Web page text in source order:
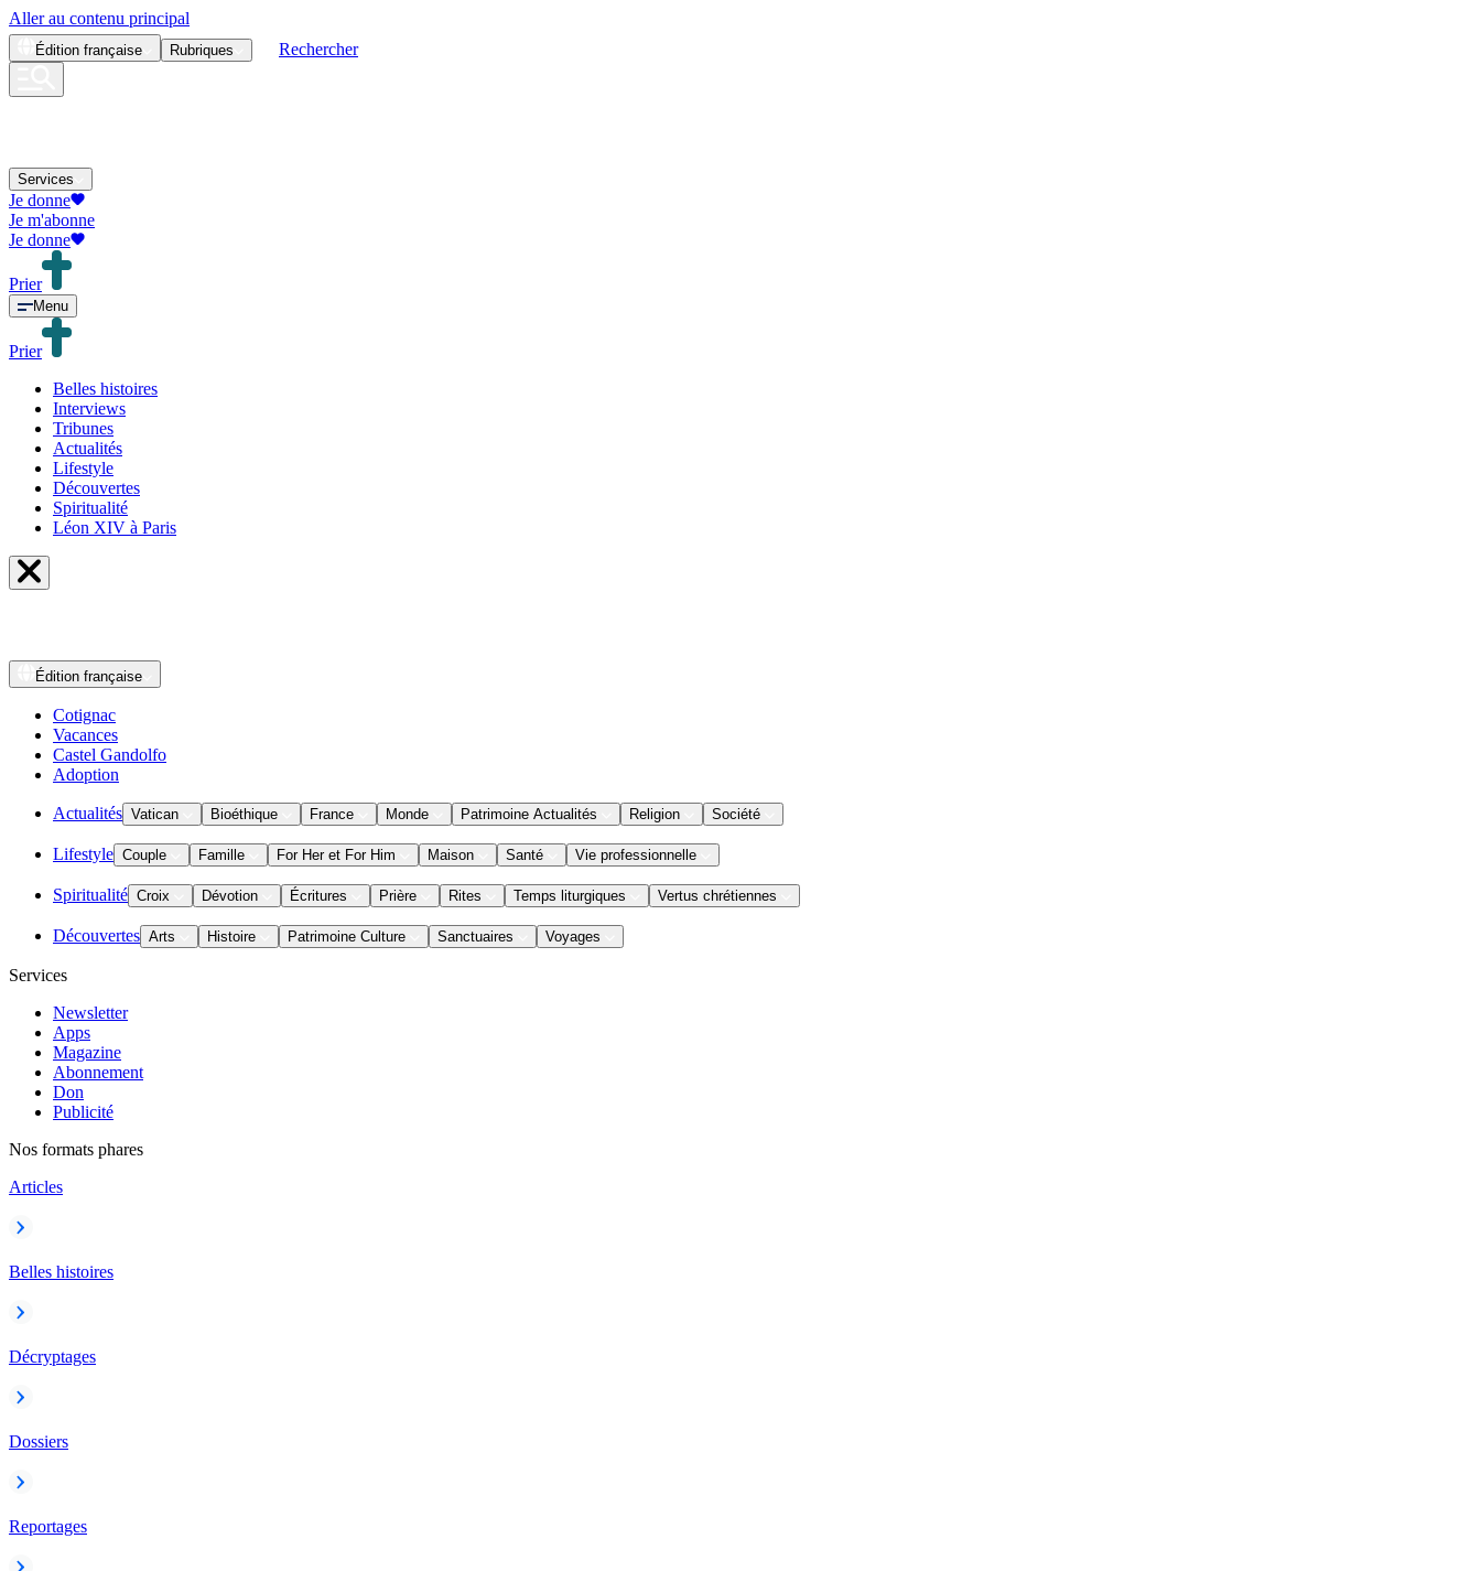
Aller au contenu principal
Édition française Rubriques Rechercher
Services
Je donne
Je m'abonne
Je donne
Prier
Menu
Prier
Belles histoires
Interviews
Tribunes
Actualités
Lifestyle
Découvertes
Spiritualité
Léon XIV à Paris
Édition française
Cotignac
Vacances
Castel Gandolfo
Adoption
Actualités Vatican Bioéthique France Monde Patrimoine Actualités Religion Société
Lifestyle Couple Famille For Her et For Him Maison Santé Vie professionnelle
Spiritualité Croix Dévotion Écritures Prière Rites Temps liturgiques Vertus chrétiennes
Découvertes Arts Histoire Patrimoine Culture Sanctuaires Voyages
Services
Newsletter
Apps
Magazine
Abonnement
Don
Publicité
Nos formats phares
Articles
Belles histoires
Décryptages
Dossiers
Reportages